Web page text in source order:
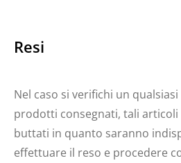
Resi
Nel caso si verifichi un
prodotti consegnati, tali articoli
buttati in quanto saranno
effettuare il reso e procedere